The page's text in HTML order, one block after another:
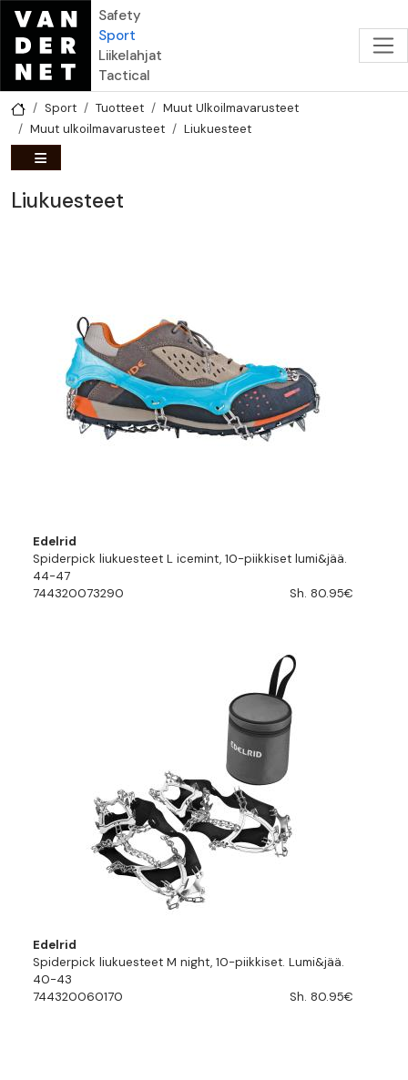
Hyppää pääsisältöön
Safety
Sport
Liikelahjat
Tactical
Sport Tuotteet
Muut Ulkoilmavarusteet
Muut ulkoilmavarusteet
Liukuesteet
Liukuesteet
Edelrid
Spiderpick liukuesteet L icemint, 10-piikkiset lumi&jää.
44-47
744320073290
Sh. 80.95€
Edelrid
Spiderpick liukuesteet M night, 10-piikkiset. Lumi&jää.
40-43
744320060170
Sh. 80.95€